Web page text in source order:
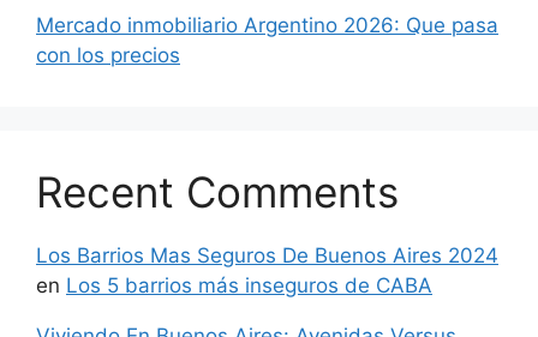
Mercado inmobiliario Argentino 2026: Que pasa
con los precios
Recent Comments
Los Barrios Mas Seguros De Buenos Aires 2024
en Los 5 barrios más inseguros de CABA